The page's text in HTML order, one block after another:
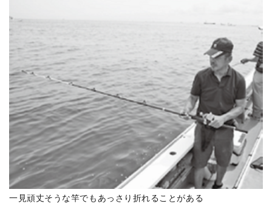
一見頑丈そうな竿でもあっさり折れることがある